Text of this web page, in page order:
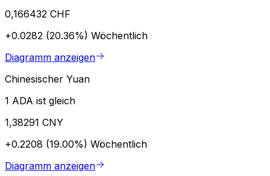
0,166432 CHF
+0.0282 (20.36%) Wöchentlich
Diagramm anzeigen
Chinesischer Yuan
1 ADA ist gleich
1,38291 CNY
+0.2208 (19.00%) Wöchentlich
Diagramm anzeigen